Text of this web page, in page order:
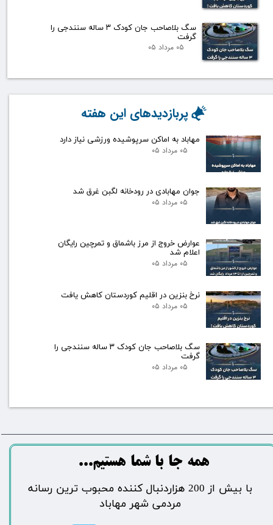
سگ بلاصاحب جان کودک ۳ ساله سنندجی را
گرفت
۰۵ مرداد ۰۵
مهاباد به اماکن سرپوشیده ورزشی نیاز دارد
۰۵ مرداد ۰۵
جوان مهابادی در رودخانه لگبن غرق شد
۰۵ مرداد ۰۵
عوارض خروج از مرز باشماق و تمرچین رایگان
اعلام شد
۰۵ مرداد ۰۵
نرخ بنزین در اقلیم کوردستان کاهش یافت
۰۵ مرداد ۰۵
سگ بلاصاحب جان کودک ۳ ساله سنندجی را
گرفت
۰۵ مرداد ۰۵
پربازدیدهای این هفته
​​​همه جا با شما هستیم...​​​​​​​​​​​​​​
​با بیش از 200 هزاردنبال کننده محبوب ترین رسانه
مردمی شهر مهاباد​​​​​​​​​​​​​​